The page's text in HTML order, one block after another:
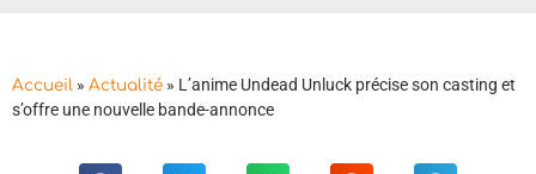
Accueil » Actualité » L’anime Undead Unluck précise son casting et
s’offre une nouvelle bande-annonce